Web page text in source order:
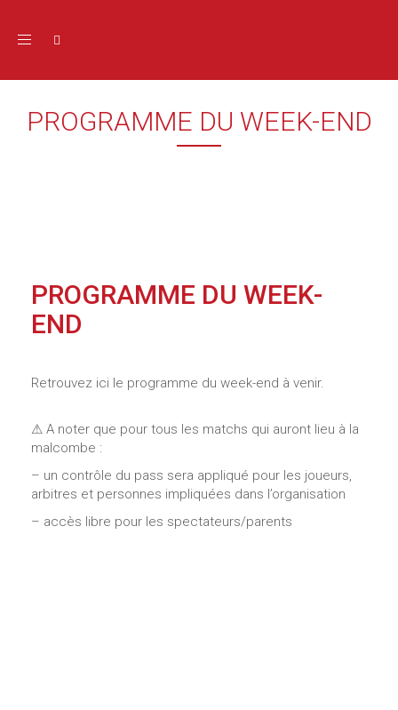
Toggle navigation
PROGRAMME DU WEEK-END
PROGRAMME DU WEEK-
END
Retrouvez ici le programme du week-end à venir.
⚠ A noter que pour tous les matchs qui auront lieu à la
malcombe :
– un contrôle du pass sera appliqué pour les joueurs,
arbitres et personnes impliquées dans l’organisation
– accès libre pour les spectateurs/parents